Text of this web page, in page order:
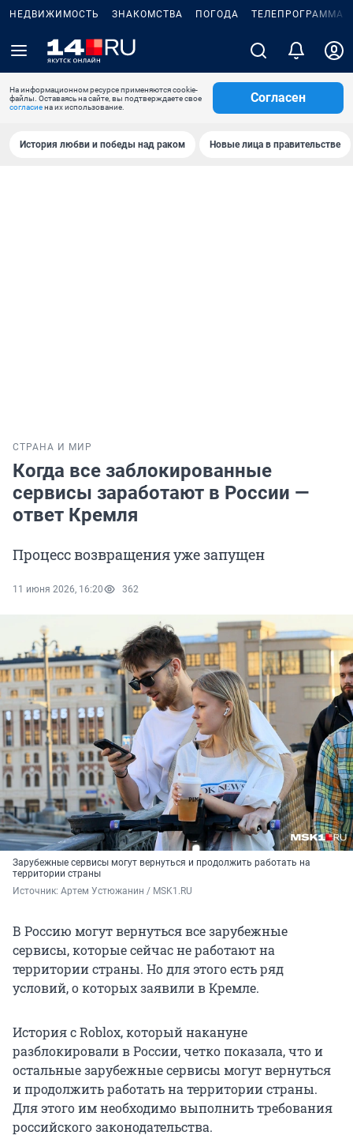
НЕДВИЖИМОСТЬ ЗНАКОМСТВА ПОГОДА ТЕЛЕПРОГРАММА
На информационном ресурсе применяются cookie-
файлы. Оставаясь на сайте, вы подтверждаете свое
согласиена их использование.
Согласен
История любви и победы над раком Новые лица в правительстве
СТРАНА И МИР
Когда все заблокированные
сервисы заработают в России —
ответ Кремля
Процесс возвращения уже запущен
11 июня 2026, 16:20 362
Зарубежные сервисы могут вернуться и продолжить работать на
территории страны
Источник: Артем Устюжанин / MSK1.RU
В Россию могут вернуться все зарубежные
сервисы, которые сейчас не работают на
территории страны. Но для этого есть ряд
условий, о которых заявили в Кремле.
История с Roblox, который накануне
разблокировали в России, четко показала, что и
остальные зарубежные сервисы могут вернуться
и продолжить работать на территории страны.
Для этого им необходимо выполнить требования
российского законодательства.